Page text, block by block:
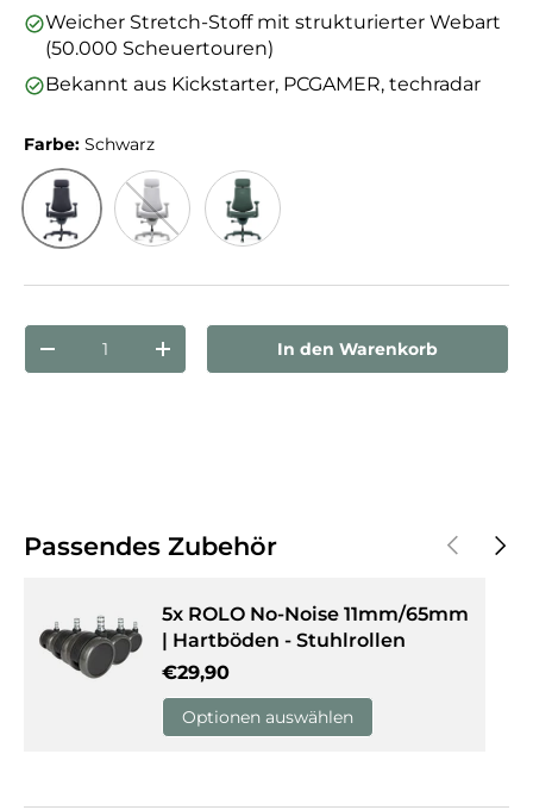
Weicher Stretch-Stoff mit strukturierter Webart
(50.000 Scheuertouren)
Bekannt aus Kickstarter, PCGAMER, techradar
Farbe: Schwarz
Schwarz
Anzahl
Menge verringernMenge erhöhenIn den Warenkorb
Passendes Zubehör Vorherige
5x ROLO No-Noise 11mm/65mm
| Hartböden - Stuhlrollen
Normaler Preis
€29,90
Optionen auswählen